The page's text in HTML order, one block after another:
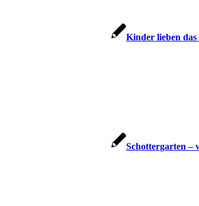
Kinder lieben
Schottergarten –